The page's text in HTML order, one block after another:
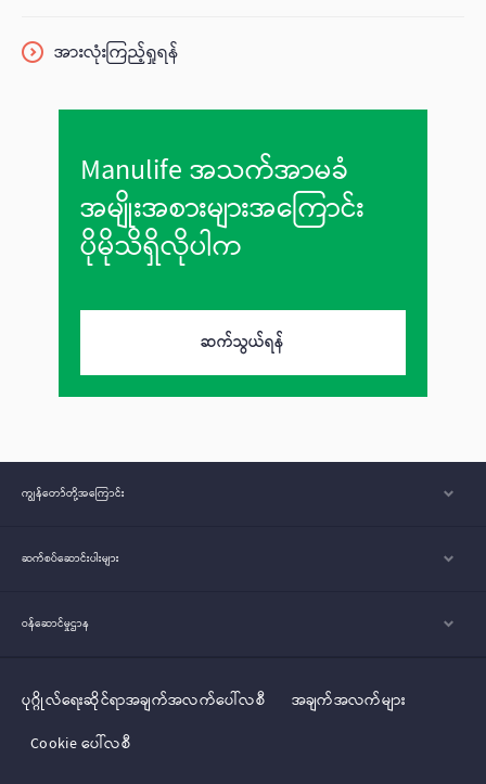
အားလုံးကြည့်ရှုရန်
Manulife အသက်အာမခံ
အမျိုးအစားများအကြောင်း
ပိုမိုသိရှိလိုပါက
ဆက်သွယ်ရန်
ကျွန်တော်တို့အ‌ကြောင်း
ဆက်စပ်ဆောင်းပါးများ
ဝန်ဆောင်မှုဌာန
ပုဂ္ဂိုလ်‌‌‌‌ရေးဆိုင်ရာအချက်အလက်ပေါ်လစီ
အချက်အလက်များ
Cookie ပေါ်လစီ